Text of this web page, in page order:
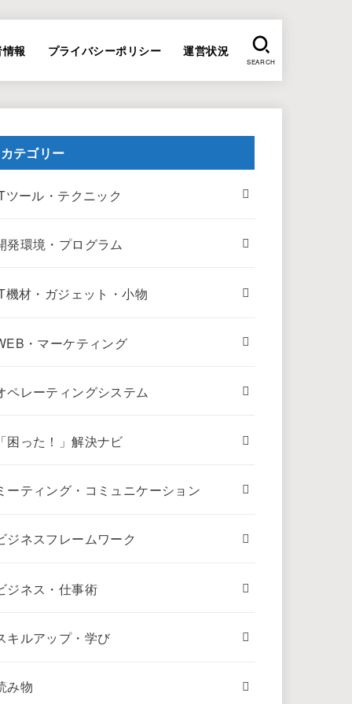
報 プライバシーポリシー 運営状況
SEARCH
カテゴリー
ツール・テクニック
発環境・プログラム
機材・ガジェット・小物
・マーケティング
ペレーティングシステム
困った！」解決ナビ
ーティング・コミュニケーション
ジネスフレームワーク
ジネス・仕事術
キルアップ・学び
み物